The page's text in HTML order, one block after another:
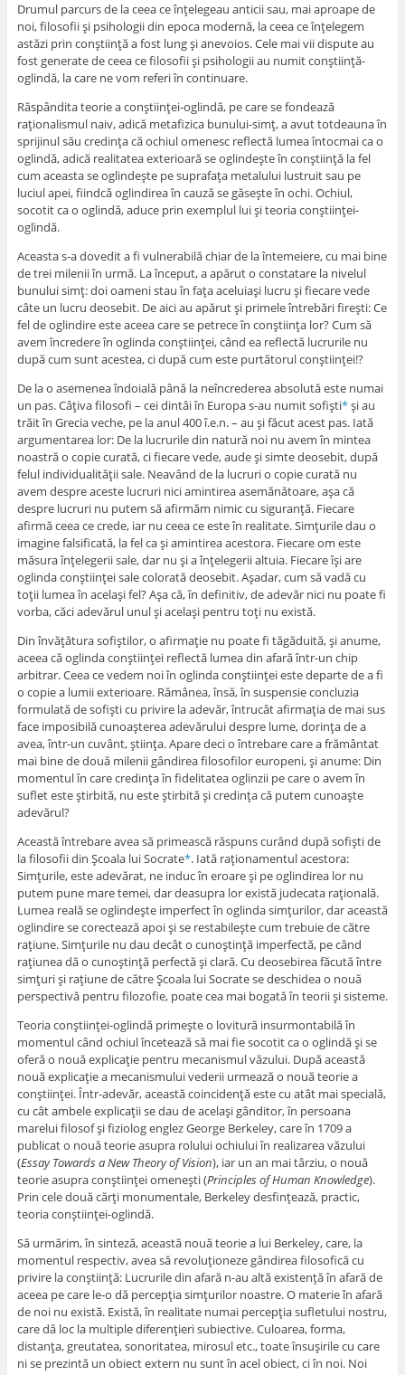
Drumul parcurs de la ceea ce înţelegeau anticii sau, mai aproape de
noi, filosofii şi psihologii din epoca modernă, la ceea ce înţelegem
astăzi prin conştiinţă a fost lung şi anevoios. Cele mai vii dispute au
fost generate de ceea ce filosofii şi psihologii au numit conştiinţă-
oglindă, la care ne vom referi în continuare.
Răspândita teorie a conştiinţei-oglindă, pe care se fondează
raţionalismul naiv, adică metafizica bunului-simţ, a avut totdeauna în
sprijinul său credinţa că ochiul omenesc reflectă lumea întocmai ca o
oglindă, adică realitatea exterioară se oglindeşte în conştiinţă la fel
cum aceasta se oglindeşte pe suprafaţa metalului lustruit sau pe
luciul apei, fiindcă oglindirea în cauză se găseşte în ochi. Ochiul,
socotit ca o oglindă, aduce prin exemplul lui şi teoria conştiinţei-
oglindă.
Aceasta s-a dovedit a fi vulnerabilă chiar de la întemeiere, cu mai bine
de trei milenii în urmă. La început, a apărut o constatare la nivelul
bunului simţ: doi oameni stau în faţa aceluiaşi lucru şi fiecare vede
câte un lucru deosebit. De aici au apărut şi primele întrebări fireşti: Ce
fel de oglindire este aceea care se petrece în conştiinţa lor? Cum să
avem încredere în oglinda conştiinţei, când ea reflectă lucrurile nu
după cum sunt acestea, ci după cum este purtătorul conştiinţei!?
De la o asemenea îndoială până la neîncrederea absolută este numai
un pas. Câţiva filosofi – cei dintâi în Europa s-au numit sofişti*şi au
trăit în Grecia veche, pe la anul 400 î.e.n. – au şi făcut acest pas. Iată
argumentarea lor: De la lucrurile din natură noi nu avem în mintea
noastră o copie curată, ci fiecare vede, aude şi simte deosebit, după
felul individualităţii sale. Neavând de la lucruri o copie curată nu
avem despre aceste lucruri nici amintirea asemănătoare, aşa că
despre lucruri nu putem să afirmăm nimic cu siguranţă. Fiecare
afirmă ceea ce crede, iar nu ceea ce este în realitate. Simţurile dau o
imagine falsificată, la fel ca şi amintirea acestora. Fiecare om este
măsura înţelegerii sale, dar nu şi a înţelegerii altuia. Fiecare îşi are
oglinda conştiinţei sale colorată deosebit. Aşadar, cum să vadă cu
toţii lumea în acelaşi fel? Aşa că, în definitiv, de adevăr nici nu poate fi
vorba, căci adevărul unul şi acelaşi pentru toţi nu există.
Din învăţătura sofiştilor, o afirmaţie nu poate fi tăgăduită, şi anume,
aceea că oglinda conştiinţei reflectă lumea din afară într-un chip
arbitrar. Ceea ce vedem noi în oglinda conştiinţei este departe de a fi
o copie a lumii exterioare. Rămânea, însă, în suspensie concluzia
formulată de sofişti cu privire la adevăr, întrucât afirmaţia de mai sus
face imposibilă cunoaşterea adevărului despre lume, dorinţa de a
avea, într-un cuvânt, ştiinţa. Apare deci o întrebare care a frământat
mai bine de două milenii gândirea filosofilor europeni, şi anume: Din
momentul în care credinţa în fidelitatea oglinzii pe care o avem în
suflet este ştirbită, nu este ştirbită şi credinţa că putem cunoaşte
adevărul?
Această întrebare avea să primească răspuns curând după sofişti de
la filosofii din Şcoala lui Socrate*. Iată raţionamentul acestora:
Simţurile, este adevărat, ne induc în eroare şi pe oglindirea lor nu
putem pune mare temei, dar deasupra lor există judecata raţională.
Lumea reală se oglindeşte imperfect în oglinda simţurilor, dar această
oglindire se corectează apoi şi se restabileşte cum trebuie de către
raţiune. Simţurile nu dau decât o cunoştinţă imperfectă, pe când
raţiunea dă o cunoştinţă perfectă şi clară. Cu deosebirea făcută între
simţuri şi raţiune de către Şcoala lui Socrate se deschidea o nouă
perspectivă pentru filozofie, poate cea mai bogată în teorii şi sisteme.
Teoria conştiinţei-oglindă primeşte o lovitură insurmontabilă în
momentul când ochiul încetează să mai fie socotit ca o oglindă şi se
oferă o nouă explicaţie pentru mecanismul văzului. După această
nouă explicaţie a mecanismului vederii urmează o nouă teorie a
conştiinţei. Într-adevăr, această coincidenţă este cu atât mai specială,
cu cât ambele explicaţii se dau de acelaşi gânditor, în persoana
marelui filosof şi fiziolog englez George Berkeley, care în 1709 a
publicat o nouă teorie asupra rolului ochiului în realizarea văzului
(Essay Towards a New Theory of Vision), iar un an mai târziu, o nouă
teorie asupra conştiinţei omeneşti (Principles of Human Knowledge).
Prin cele două cărţi monumentale, Berkeley desfinţează, practic,
teoria conştiinţei-oglindă.
Să urmărim, în sinteză, această nouă teorie a lui Berkeley, care, la
momentul respectiv, avea să revoluţioneze gândirea filosofică cu
privire la conştiinţă: Lucrurile din afară n-au altă existenţă în afară de
aceea pe care le-o dă percepţia simţurilor noastre. O materie în afară
de noi nu există. Există, în realitate numai percepţia sufletului nostru,
care dă loc la multiple diferenţieri subiective. Culoarea, forma,
distanţa, greutatea, sonoritatea, mirosul etc., toate însuşirile cu care
ni se prezintă un obiect extern nu sunt în acel obiect, ci în noi. Noi